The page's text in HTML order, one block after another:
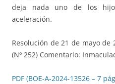
deja nada uno de los
aceleración.
Resolución de 21 de mayo de
(Nº 252) Comentario:
PDF (BOE-A-2024-13526 – 7